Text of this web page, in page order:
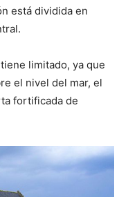
está dividida en
limitado, ya que
el nivel del mar, el
fortificada de